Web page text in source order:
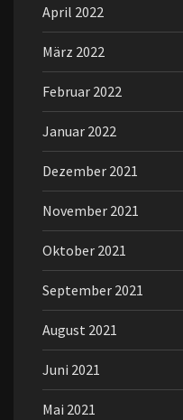
April 2022
März 2022
Februar 2022
Januar 2022
Dezember 2021
November 2021
Oktober 2021
September 2021
August 2021
Juni 2021
Mai 2021